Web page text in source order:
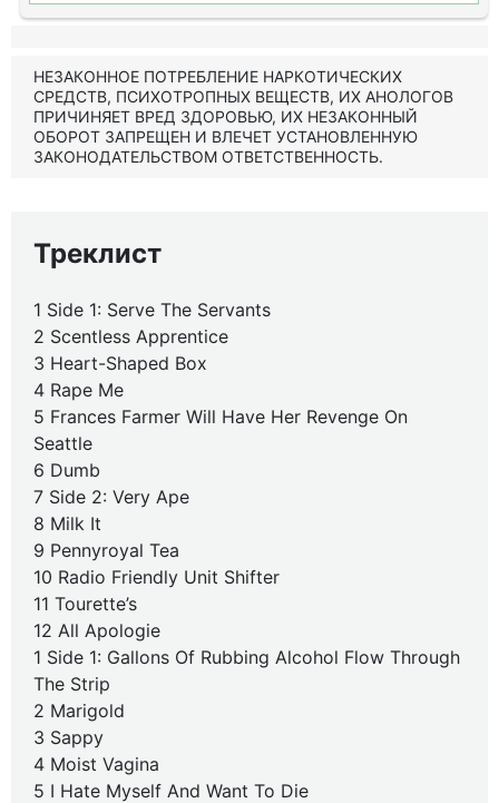
НЕЗАКОННОЕ ПОТРЕБЛЕНИЕ НАРКОТИЧЕСКИХ
СРЕДСТВ, ПСИХОТРОПНЫХ ВЕЩЕСТВ, ИХ АНОЛОГОВ
ПРИЧИНЯЕТ ВРЕД ЗДОРОВЬЮ, ИХ НЕЗАКОННЫЙ
ОБОРОТ ЗАПРЕЩЕН И ВЛЕЧЕТ УСТАНОВЛЕННУЮ
ЗАКОНОДАТЕЛЬСТВОМ ОТВЕТСТВЕННОСТЬ.
Треклист
1 Side 1: Serve The Servants
2 Scentless Apprentice
3 Heart-Shaped Box
4 Rape Me
5 Frances Farmer Will Have Her Revenge On
Seattle
6 Dumb
7 Side 2: Very Ape
8 Milk It
9 Pennyroyal Tea
10 Radio Friendly Unit Shifter
11 Tourette’s
12 All Apologie
1 Side 1: Gallons Of Rubbing Alcohol Flow Through
The Strip
2 Marigold
3 Sappy
4 Moist Vagina
5 I Hate Myself And Want To Die